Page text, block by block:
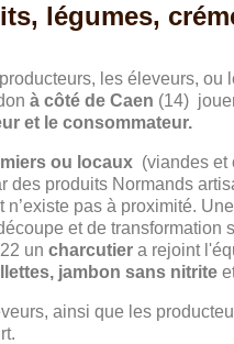
légumes,
les éleveurs,
à côté de Caen (14)
et le consommateur.
ou locaux (viandes et
produits Normands
pas à proximité.
et de transformation
uncharcutiera rejoint
jambon sans nitrite
ainsi que les